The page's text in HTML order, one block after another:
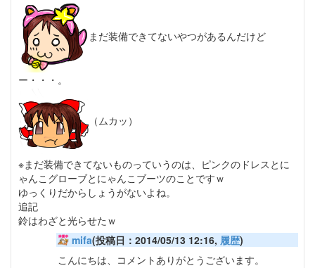
まだ装備できてないやつがあるんだけど
ー・・・。
（ムカッ）
※まだ装備できてないものっていうのは、ピンクのドレスとに
ゃんこグローブとにゃんこブーツのことですｗ
ゆっくりだからしょうがないよね。
追記
鈴はわざと光らせたｗ
mifa(投稿日：2014/05/13 12:16, 履歴)
こんにちは、コメントありがとうございます。